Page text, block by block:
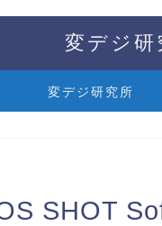
変デジ研
変デジ研究所
SHOT